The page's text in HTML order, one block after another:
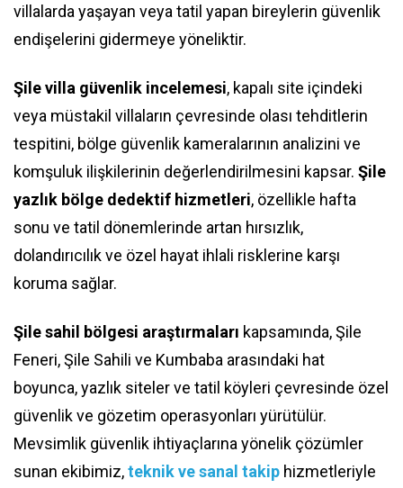
villalarda yaşayan veya tatil yapan bireylerin güvenlik
endişelerini gidermeye yöneliktir.
Şile villa güvenlik incelemesi, kapalı site içindeki
veya müstakil villaların çevresinde olası tehditlerin
tespitini, bölge güvenlik kameralarının analizini ve
komşuluk ilişkilerinin değerlendirilmesini kapsar. Şile
yazlık bölge dedektif hizmetleri, özellikle hafta
sonu ve tatil dönemlerinde artan hırsızlık,
dolandırıcılık ve özel hayat ihlali risklerine karşı
koruma sağlar.
Şile sahil bölgesi araştırmaları kapsamında, Şile
Feneri, Şile Sahili ve Kumbaba arasındaki hat
boyunca, yazlık siteler ve tatil köyleri çevresinde özel
güvenlik ve gözetim operasyonları yürütülür.
Mevsimlik güvenlik ihtiyaçlarına yönelik çözümler
sunan ekibimiz,teknik ve sanal takip hizmetleriyle